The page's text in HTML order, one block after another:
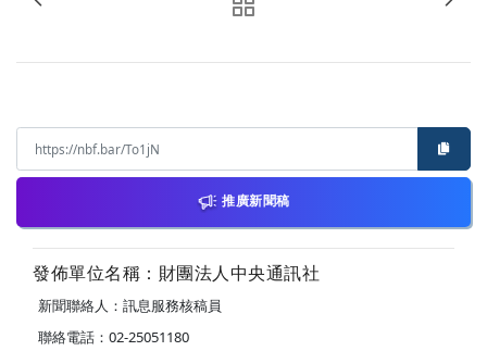
推廣新聞稿
發佈單位名稱：財團法人中央通訊社
新聞聯絡人：訊息服務核稿員
聯絡電話：02-25051180